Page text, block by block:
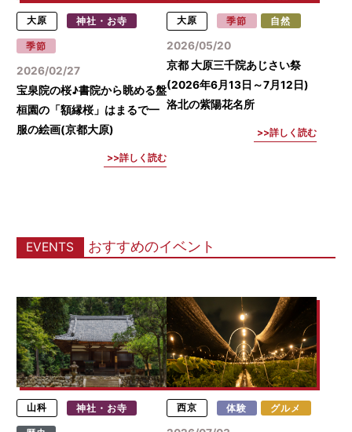
大原 神社・お寺
季節
2026/02/27
宝泉院の桜♪書院から眺める盤
桓園の「額縁桜」はまるで一
服の絵画(京都大原)
詳しく読む
大原 季節 自然
2026/05/20
京都 大原三千院あじさい祭
(2026年6月13日～7月12日)
洛北の紫陽花名所
詳しく読む
EVENTS おすすめのイベント
山科 神社・お寺 西京 体験 グルメ